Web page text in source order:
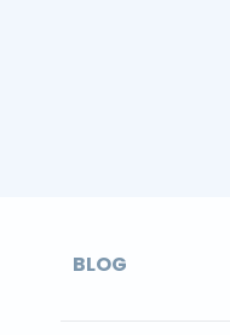
BLOG